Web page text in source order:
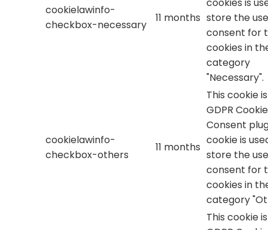
cookielawinfo-
checkbox-necessary
11 months
cookies is
store the
consent for
cookies in
category
"Necessary".
cookielawinfo-
checkbox-others
11 months
This cookie
GDPR Cookie
Consent
cookie is
store the
consent for
cookies in
category
This cookie